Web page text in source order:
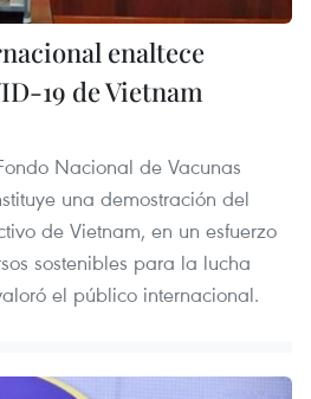
enaltece
19 de Vietnam
Nacional de Vacunas
una demostración del
de Vietnam, en un esfuerzo
sostenibles para la lucha
el público internacional.